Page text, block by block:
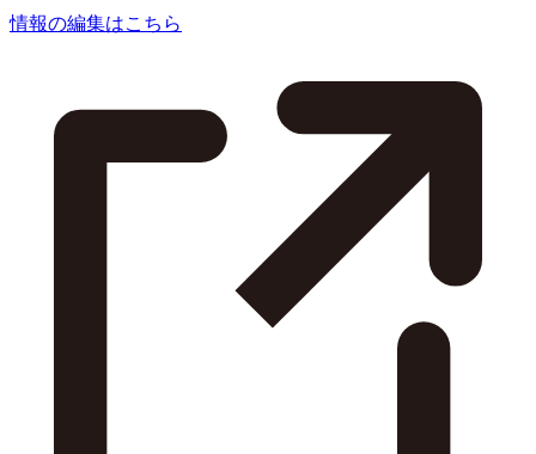
情報の編集はこちら